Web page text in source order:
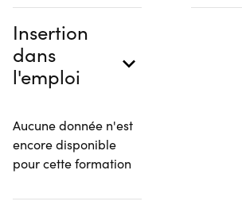
Insertion
dans
l'emploi
Aucune donnée n'est
encore disponible
pour cette formation